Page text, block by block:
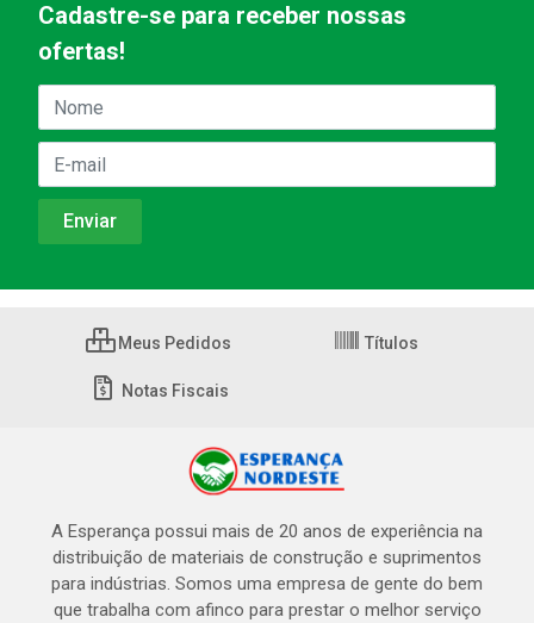
Cadastre-se para receber nossas
ofertas!
Meus Pedidos Títulos
Notas Fiscais
A Esperança possui mais de 20 anos de experiência na
distribuição de materiais de construção e suprimentos
para indústrias. Somos uma empresa de gente do bem
que trabalha com afinco para prestar o melhor serviço